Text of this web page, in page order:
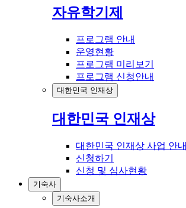
자유학기제
프로그램 안내
운영현황
프로그램 미리보기
프로그램 신청안내
대한민국 인재상
대한민국 인재상
대한민국 인재상 사업 안내
신청하기
신청 및 심사현황
기숙사
기숙사소개